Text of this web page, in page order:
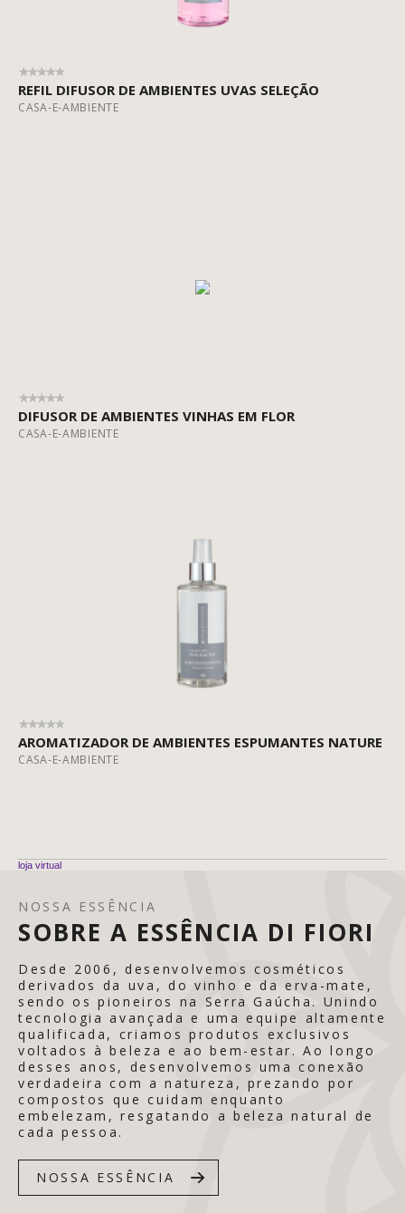
REFIL DIFUSOR DE AMBIENTES UVAS SELEÇÃO
CASA-E-AMBIENTE
DIFUSOR DE AMBIENTES VINHAS EM FLOR
CASA-E-AMBIENTE
AROMATIZADOR DE AMBIENTES ESPUMANTES NATURE
CASA-E-AMBIENTE
loja virtual
NOSSA ESSÊNCIA
SOBRE A ESSÊNCIA DI FIORI
Desde 2006, desenvolvemos cosméticos
derivados da uva, do vinho e da erva-mate,
sendo os pioneiros na Serra Gaúcha. Unindo
tecnologia avançada e uma equipe altamente
qualificada, criamos produtos exclusivos
voltados à beleza e ao bem-estar. Ao longo
desses anos, desenvolvemos uma conexão
verdadeira com a natureza, prezando por
compostos que cuidam enquanto
embelezam, resgatando a beleza natural de
cada pessoa.
NOSSA ESSÊNCIA